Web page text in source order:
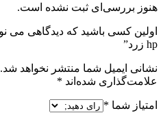
هنوز بررسی‌ای ثبت نشده است.
hp زرد”
نشانی ایمیل شما منتشر نخواهد شد.
علامت‌گذاری شده‌اند *
امتیاز شما *